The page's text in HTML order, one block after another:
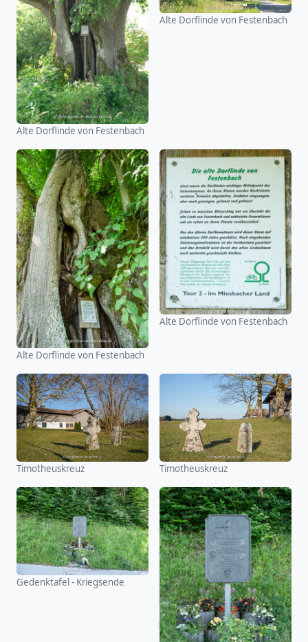
Alte Dorflinde von Festenbach
Alte Dorflinde von Festenbach
Alte Dorflinde von Festenbach
Alte Dorflinde von Festenbach
Timotheuskreuz Timotheuskreuz
Gedenktafel - Kriegsende